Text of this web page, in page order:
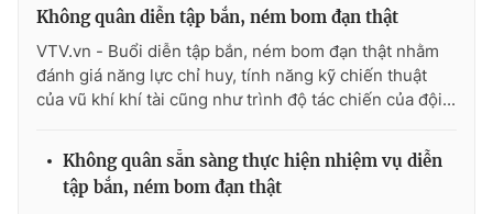
Thị trường 24h Tấm lòng Việt
VTV4 Vươn mình bằng AI
Liên hệ tòa soạn English
Không quân diễn tập bắn, ném bom đạn thật
VTV.vn - Buổi diễn tập bắn, ném bom đạn thật nhằm
đánh giá năng lực chỉ huy, tính năng kỹ chiến thuật
của vũ khí khí tài cũng như trình độ tác chiến của đội...
Không quân sẵn sàng thực hiện nhiệm vụ diễn
tập bắn, ném bom đạn thật